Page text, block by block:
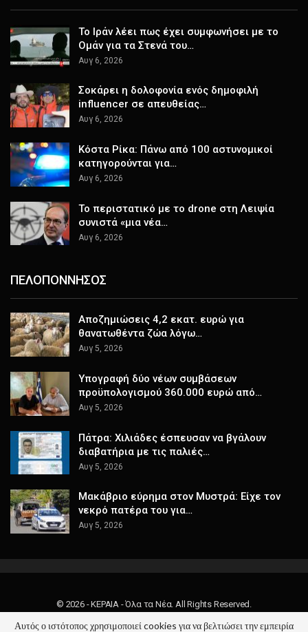
Το Ιράν λέει πως έχει συμφωνήσει με το
Ομάν για τα Στενά του…
Αυγ 6, 2026
Σοκάρει η δολοφονία ενός δημοφιλή
influencer σε απευθείας…
Αυγ 6, 2026
Κόστα Ρίκα: Πάνω από 100 αστυνομικοί
κατηγορούνται για…
Αυγ 6, 2026
Το περιστατικό με το drone στη Λειψία
συνιστά «μια νέα…
Αυγ 6, 2026
ΠΕΛΟΠΟΝΝΗΣΟΣ
Αποζημιώσεις 4,2 εκατ. ευρώ για
θανατωθέντα ζώα λόγω…
Αυγ 5, 2026
Υπογραφή δύο νέων συμβάσεων
προϋπολογισμού 360.000 ευρώ από…
Αυγ 5, 2026
Πάτρα: Χιλιάδες έσπευσαν να βγάλουν
διαβατήρια με τις παλιές…
Αυγ 5, 2026
Μακάβριο εύρημα στον Μυστρά: Είχε τον
νεκρό πατέρα του για…
Αυγ 5, 2026
© 2026 - ΚΕΡΑΙΑ - Όλα τα Νέα. All Rights Reserved.
Website Design:keraia.gr
Αυτός ο ιστότοπος χρησιμοποιεί cookies για να βελτιώσει την εμπειρία